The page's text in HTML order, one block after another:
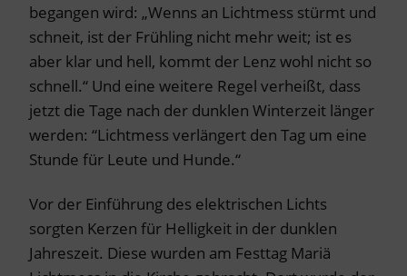
begangen wird: „Wenns an Lichtmess stürmt und
schneit, ist der Frühling nicht mehr weit; ist es
aber klar und hell, kommt der Lenz wohl nicht so
schnell.“ Und eine weitere Regel verheißt, dass
jetzt die Tage nach der dunklen Winterzeit länger
werden: “Lichtmess verlängert den Tag um eine
Stunde für Leute und Hunde.“
Vor der Einführung des elektrischen Lichts
sorgten Kerzen für Helligkeit in der dunklen
Jahreszeit. Diese wurden am Festtag Mariä